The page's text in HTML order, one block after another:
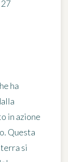
ha
in azione
Questa
si